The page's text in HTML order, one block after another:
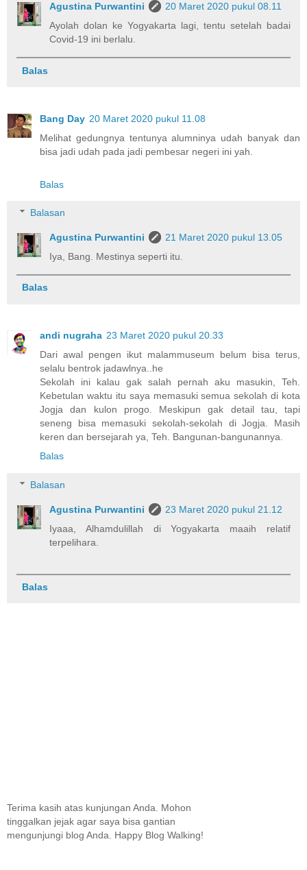
Agustina Purwantini
20 Maret 2020 pukul 08.11
Ayolah dolan ke Yogyakarta lagi, tentu setelah badai
Covid-19 ini berlalu.
Balas
Bang Day 20 Maret 2020 pukul 11.08
Melihat gedungnya tentunya alumninya udah banyak dan
bisa jadi udah pada jadi pembesar negeri ini yah.
Balas
Balasan
Agustina Purwantini
21 Maret 2020 pukul 13.05
Iya, Bang. Mestinya seperti itu.
Balas
andi nugraha 23 Maret 2020 pukul 20.33
Dari awal pengen ikut malammuseum belum bisa terus,
selalu bentrok jadawlnya..he
Sekolah ini kalau gak salah pernah aku masukin, Teh.
Kebetulan waktu itu saya memasuki semua sekolah di kota
Jogja dan kulon progo. Meskipun gak detail tau, tapi
seneng bisa memasuki sekolah-sekolah di Jogja. Masih
keren dan bersejarah ya, Teh. Bangunan-bangunannya.
Balas
Balasan
Agustina Purwantini
23 Maret 2020 pukul 21.12
Iyaaa, Alhamdulillah di Yogyakarta maaih relatif
terpelihara.
Balas
Terima kasih atas kunjungan Anda. Mohon
tinggalkan jejak agar saya bisa gantian
mengunjungi blog Anda. Happy Blog Walking!